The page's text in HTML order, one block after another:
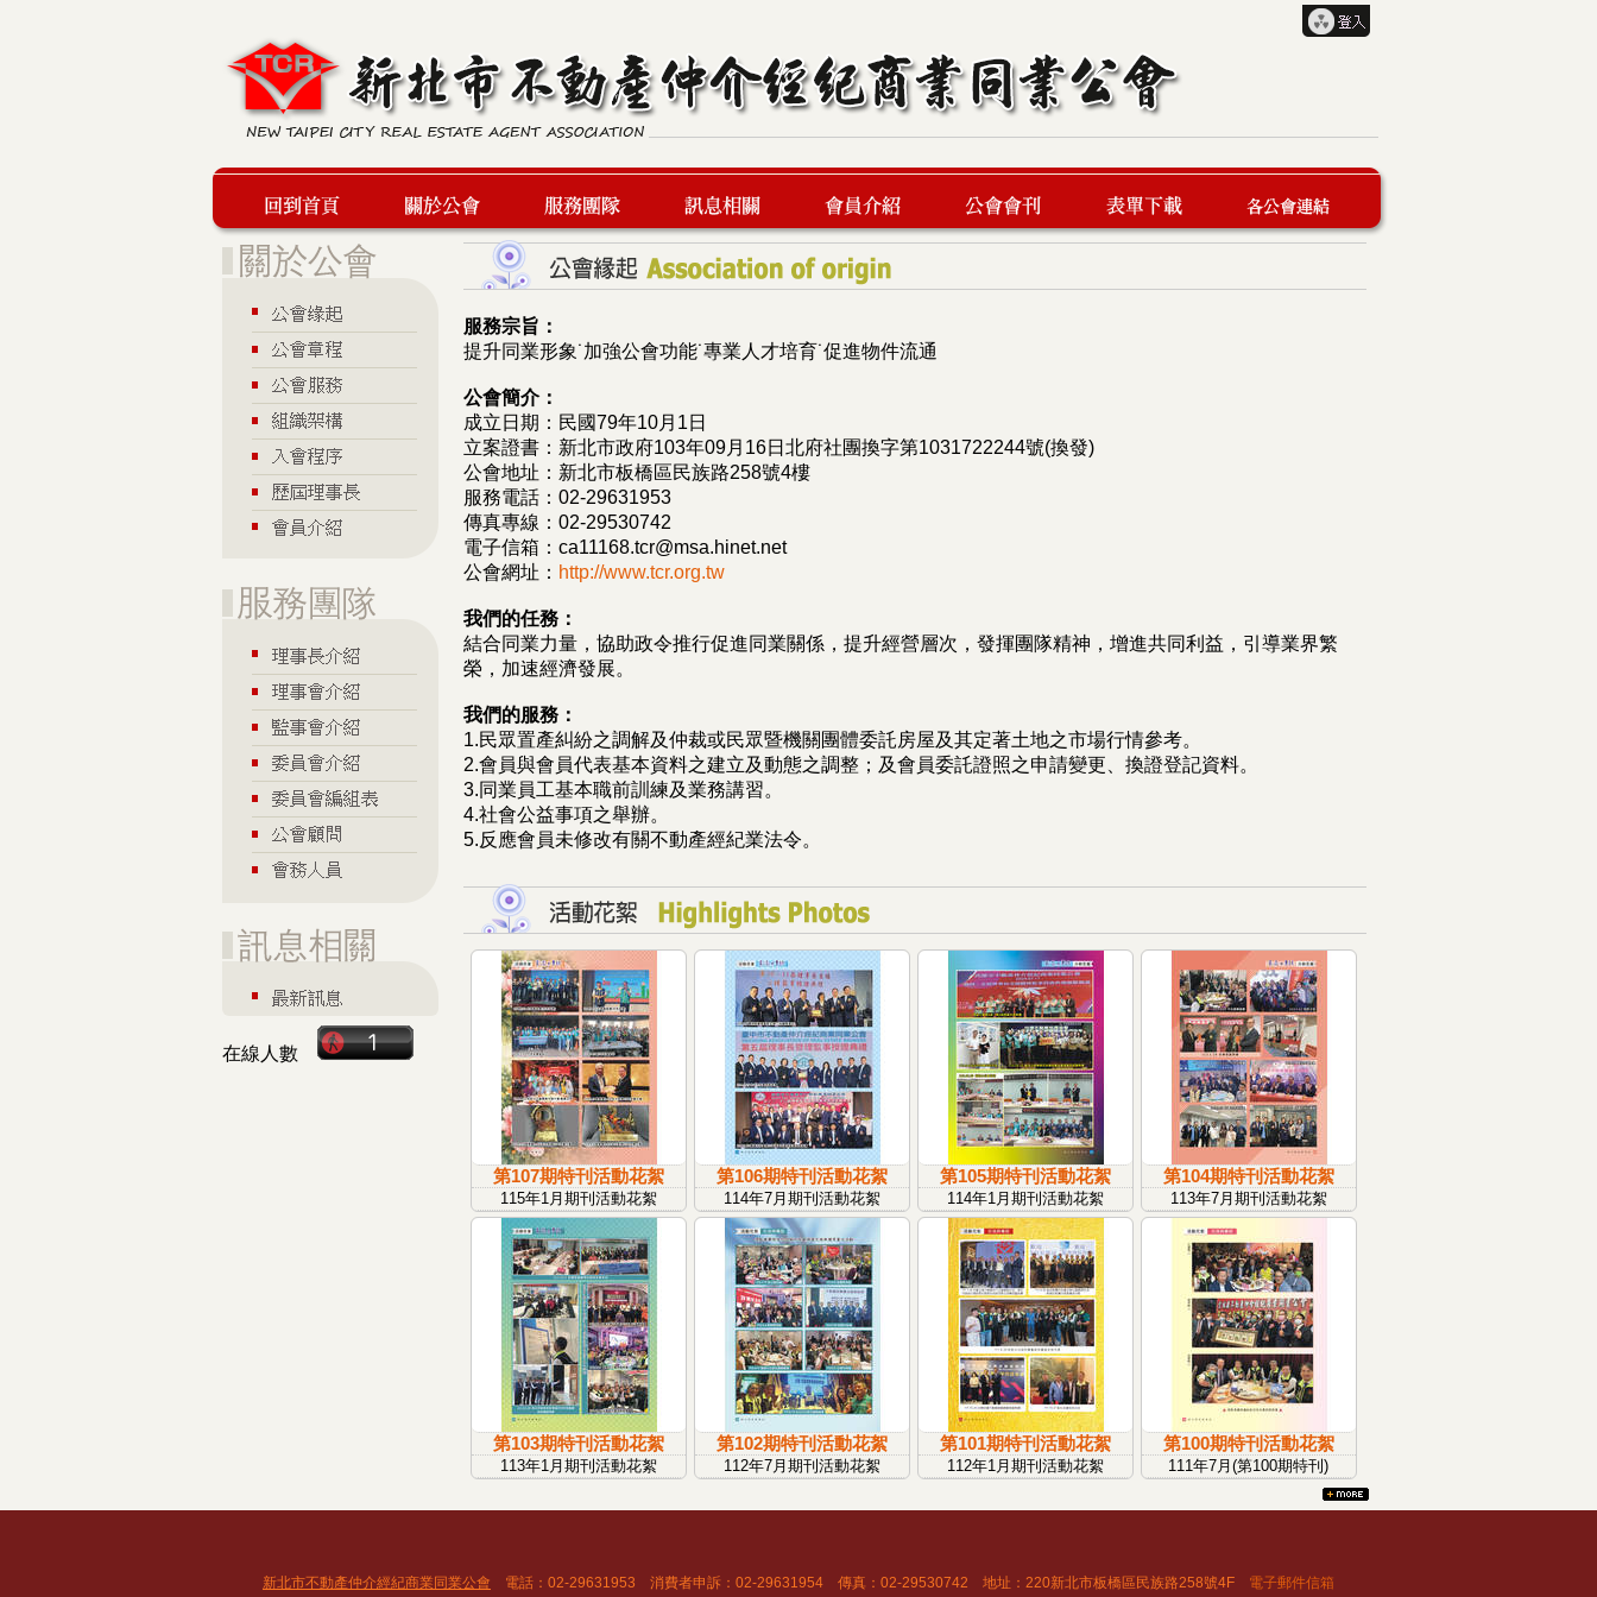
服務團隊 最新訊息 會員介紹 公會會刊 表單下載 各公會連結
在線人數
服務宗旨：
提升同業形象˙加強公會功能˙專業人才培育˙促進物件流通
公會簡介：
成立日期：民國79年10月1日
立案證書：新北市政府103年09月16日北府社團換字第1031722244號(換發)
公會地址：新北市板橋區民族路258號4樓
服務電話：02-29631953
傳真專線：02-29530742
電子信箱： ca11168.tcr@msa.hinet.net
公會網址： http://www.tcr.org.tw
我們的任務：
結合同業力量，協助政令推行促進同業關係，提升經營層次，發揮團隊精神，增進共同利益，引導業界繁
榮，加速經濟發展。
我們的服務：
1.民眾置產糾紛之調解及仲裁或民眾暨機關團體委託房屋及其定著土地之市場行情參考。
2.會員與會員代表基本資料之建立及動態之調整；及會員委託證照之申請變更、換證登記資料。
3.同業員工基本職前訓練及業務講習。
4.社會公益事項之舉辦。
5.反應會員未修改有關不動產經紀業法令。
第107期特刊活動花絮
115年1月期刊活動花絮
第106期特刊活動花絮
114年7月期刊活動花絮
第105期特刊活動花絮
114年1月期刊活動花絮
第104期特刊活動花絮
113年7月期刊活動花絮
第103期特刊活動花絮
113年1月期刊活動花絮
第102期特刊活動花絮
112年7月期刊活動花絮
第101期特刊活動花絮
112年1月期刊活動花絮
第100期特刊活動花絮
111年7月(第100期特刊)
更多...
新北市不動產仲介經紀商業同業公會 電話：02-29631953 消費者申訴：02-29631954 傳真：02-29530742 地址：220新北市板橋區民族路258號4F 電子郵件信箱